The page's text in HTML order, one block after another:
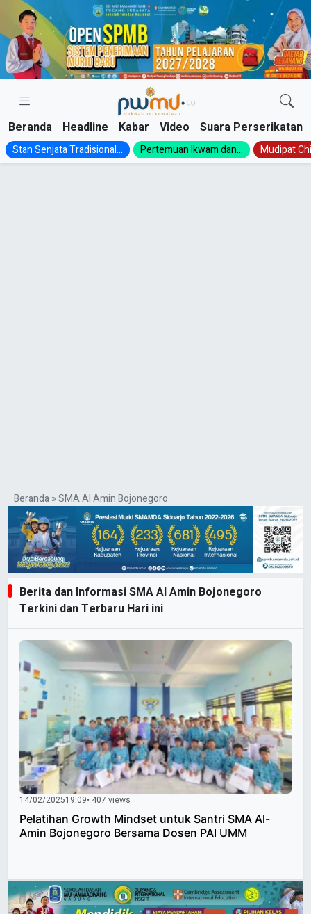
Skip
content
Beranda Headline Kabar Video Suara Perserikatan
Stan Senjata Tradisional... Pertemuan Ikwam dan... Mudipat
Beranda»SMA Al Amin Bojonegoro
Berita dan Informasi SMA Al Amin Bojonegoro
Terkini dan Terbaru Hari ini
14/02/202519:09• 407 views
Pelatihan Growth Mindset untuk Santri SMA Al-
Amin Bojonegoro Bersama Dosen PAI UMM